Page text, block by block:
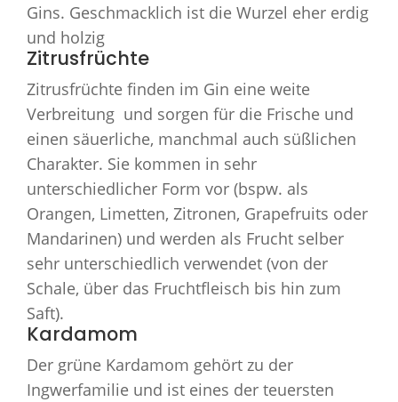
Gins. Geschmacklich ist die Wurzel eher erdig
und holzig
Zitrusfrüchte
Zitrusfrüchte finden im Gin eine weite
Verbreitung und sorgen für die Frische und
einen säuerliche, manchmal auch süßlichen
Charakter. Sie kommen in sehr
unterschiedlicher Form vor (bspw. als
Orangen, Limetten, Zitronen, Grapefruits oder
Mandarinen) und werden als Frucht selber
sehr unterschiedlich verwendet (von der
Schale, über das Fruchtfleisch bis hin zum
Saft).
Kardamom
Der grüne Kardamom gehört zu der
Ingwerfamilie und ist eines der teuersten